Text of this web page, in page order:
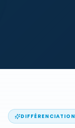
DIFFÉRENCIATION